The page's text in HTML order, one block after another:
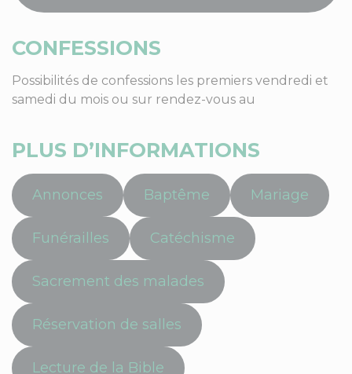
CONFESSIONS
Possibilités de confessions les premiers vendredi et
samedi du mois ou sur rendez-vous au
PLUS D’INFORMATIONS
Annonces Baptême Mariage
Funérailles Catéchisme
Sacrement des malades
Réservation de salles
Lecture de la Bible